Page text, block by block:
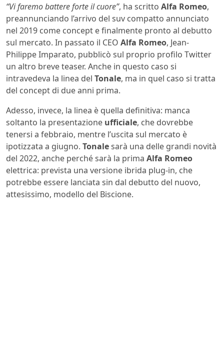
“Vi faremo battere forte il cuore”, ha scritto Alfa Romeo,
preannunciando l’arrivo del suv compatto annunciato
nel 2019 come concept e finalmente pronto al debutto
sul mercato. In passato il CEO Alfa Romeo, Jean-
Philippe Imparato, pubblicò sul proprio profilo Twitter
un altro breve teaser. Anche in questo caso si
intravedeva la linea del Tonale, ma in quel caso si tratta
del concept di due anni prima.
Adesso, invece, la linea è quella definitiva: manca
soltanto la presentazione ufficiale, che dovrebbe
tenersi a febbraio, mentre l’uscita sul mercato è
ipotizzata a giugno. Tonalesarà una delle grandi novità
del 2022, anche perché sarà la prima Alfa Romeo
elettrica: prevista una versione ibrida plug-in, che
potrebbe essere lanciata sin dal debutto del nuovo,
attesissimo, modello del Biscione.